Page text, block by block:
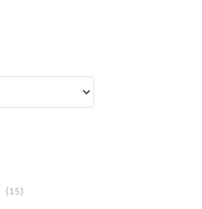
(15)